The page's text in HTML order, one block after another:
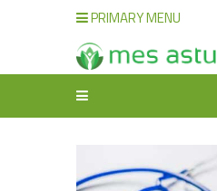
PRIMARY MENU